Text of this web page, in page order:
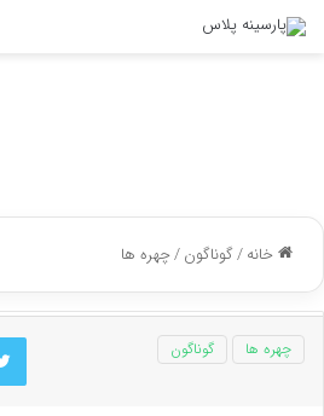
خانه/گوناگون/چهره ها
چهره ها گوناگون